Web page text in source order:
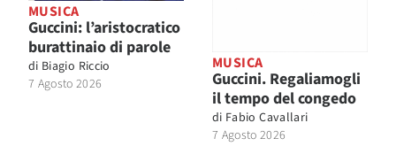
MUSICA
Guccini: l’aristocratico
burattinaio di parole
di Biagio Riccio
7 Agosto 2026
MUSICA
Guccini. Regaliamogli
il tempo del congedo
di Fabio Cavallari
7 Agosto 2026